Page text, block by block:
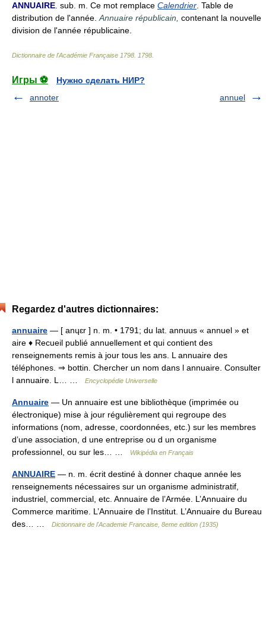
ANNUAIRE . sub. m. Ce mot remplace Calendrier . Table de
distribution de l'année. Annuaire républicain, contenant la nouvelle
division de l'année républicaine.
Dictionnaire de l'Académie Française 1798 1798
Игры ⚽
Нужно сделать НИР?
annoter
annuel
Regardez d'autres dictionnaires:
annuaire — [ anɥɛr ] n. m. • 1791; du lat. annuus « annuel » et
aire ♦ Recueil publié annuellement et qui contient des
renseignements remis à jour tous les ans. L annuaire des
téléphones. ⇒ bottin. Chercher un nom dans l annuaire. Consulter
l annuaire. L… …
Encyclopédie Universelle
Annuaire — Un annuaire est une bibliothèque (imprimée ou
électronique) mise à jour régulièrement qui regroupe des
informations (nom, adresse, coordonnées, etc.) sur les membres
d’une association, d une entreprise ou d un organisme
professionnel, ou sur les… …
Wikipédia en Français
ANNUAIRE — n. m. écrit destiné à donner chaque année les
renseignements nécessaires sur un organisme administratif,
industriel, commercial, etc. Annuaire de l’Armée. L’Annuaire du
Commerce maritime. L’Annuaire de l’Institut. L’Annuaire du Bureau
des… …
Dictionnaire de l'Academie Francaise, 8eme edition (1935)